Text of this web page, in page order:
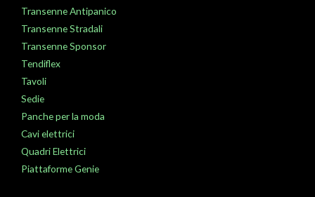
Transenne Antipanico
Transenne Stradali
Transenne Sponsor
Tendiflex
Tavoli
Sedie
Panche per la moda
Cavi elettrici
Quadri Elettrici
Piattaforme Genie